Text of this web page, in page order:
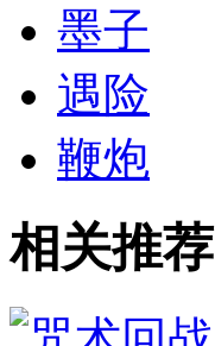
墨子
遇险
鞭炮
相关推荐